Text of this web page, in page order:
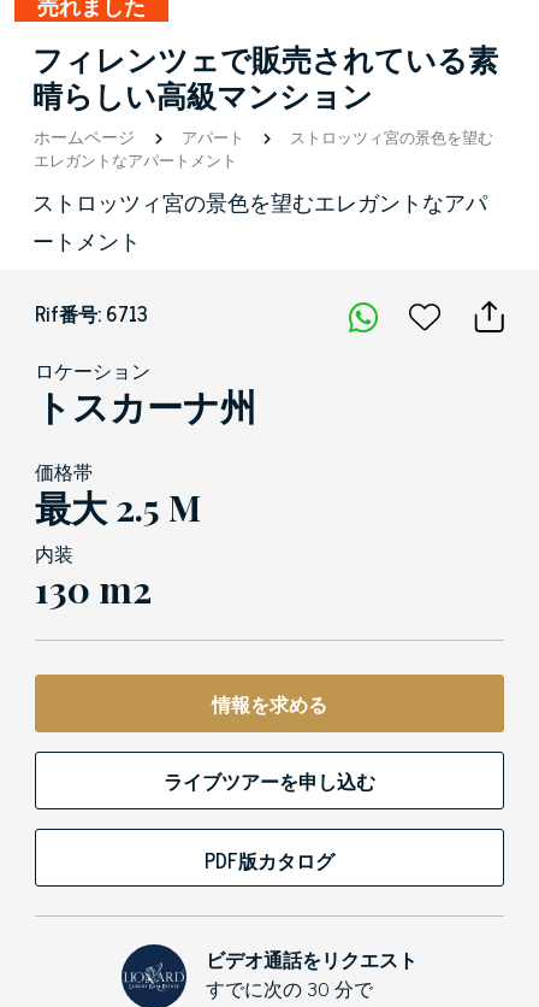
フィレンツェで販売されている素
晴らしい高級マンション
ホームページ アパート
ストロッツィ宮の景色を望む
エレガントなアパートメント
ストロッツィ宮の景色を望むエレガントなアパ
ートメント
Rif番号: 6713
ロケーション
トスカーナ州
価格帯
最大 2.5 M
内装
130 m2
情報を求める
ライブツアーを申し込む
PDF版カタログ
ビデオ通話をリクエスト
すでに次の 30 分で